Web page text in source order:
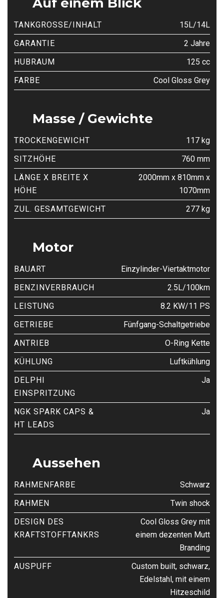
TANKGROSSE/INHALT
15L/14L
GARANTIE
2 Jahre
HUBRAUM
125 cc
FARBE
Cool Gloss Grey
Masse / Gewichte
TROCKENGEWICHT
117 kg
SITZHÖHE
760 mm
LÄNGE X BREITE X
HÖHE
2000mm x 810mm x
1070mm
ZUL. GESAMTGEWICHT
277 kg
Motor
BAUART
Einzylinder-Viertaktmotor
BENZINVERBRAUCH
2.5L/100km
LEISTUNG
8.2 KW/11 PS
GETRIEBE
Fünfgang-Schaltgetriebe
ANTRIEB
O-Ring Kette
KÜHLUNG
Luftkühlung
DELPHI
EINSPRITZUNG
Ja
NGK SPARK CAPS &
HT LEADS
Ja
Aussehen
RAHMENFARBE
Schwarz
RAHMEN
Twin shock
DESIGN DES
KRAFTSTOFFTANKRS
Cool Gloss Grey mit
einem dezenten Mutt
Branding
AUSPUFF
Custom built, schwarz,
Edelstahl, mit einem
Hitzeschild